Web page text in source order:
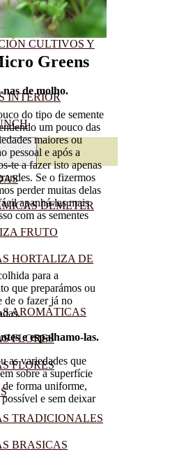
PRIMAS
CULTIVOS Y
INTERIOR
DEMETER
FRUTO
HORTALIZA DE
AROMÁTICAS
FLORES
FLORES
TRADICIONALES
BRASICAS
Greens
nas de molho.
do tipo de semente
um pouco das
maiores ou
pessoal e após a
te a fazer isto apenas
Se o fizermos
perder muitas delas
apanhá-las mais
com as sementes
para a
que preparámos ou
de o fazer já no
e espalhamo-las.
as variedades que
sobre a superfície
de forma uniforme,
e sem deixar